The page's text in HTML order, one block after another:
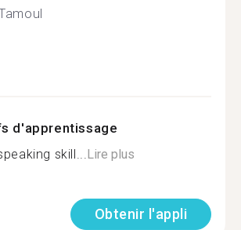
d'apprentissage
skill...Lire plus
Obtenir l'appli